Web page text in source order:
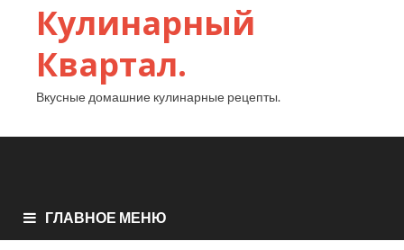
Кулинарный
Квартал.
Вкусные домашние кулинарные рецепты.
ГЛАВНОЕ МЕНЮ